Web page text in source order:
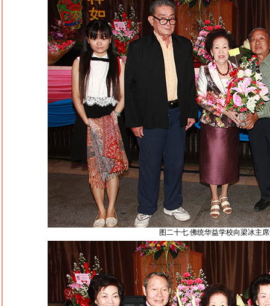
图二十七.佛统华益学校向梁冰主